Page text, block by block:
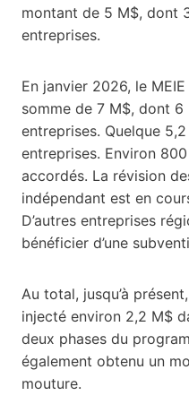
montant de 5 M$, dont
entreprises.
En janvier 2026, le
somme de 7 M$, dont
entreprises. Quelque
entreprises. Environ
accordés. La révision
indépendant est en
D’autres entreprises
bénéficier d’une
Au total, jusqu’à
injecté environ 2,2 M$
deux phases du
également obtenu un
mouture.